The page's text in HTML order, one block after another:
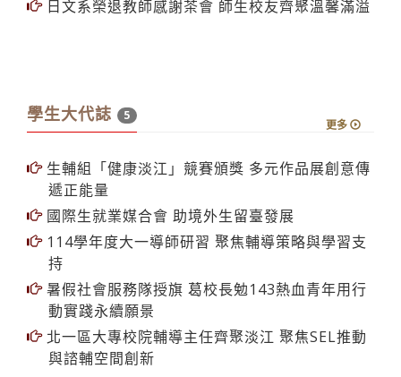
生輔組「健康淡江」競賽頒獎 多元作品展創意傳
國際生就業媒合會 助境外生留臺發展
114學年度大一導師研習 聚焦輔導策略與學習支
持
暑假社會服務隊授旗 葛校長勉143熱血青年用行
動實踐永續願景
北一區大專校院輔導主任齊聚淡江 聚焦SEL推動
與諮輔空間創新